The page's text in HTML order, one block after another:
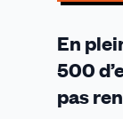
En
500
pas